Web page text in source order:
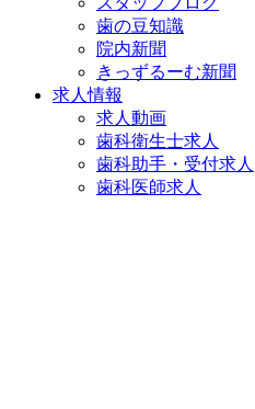
歯の豆知識
院内新聞
きっずるーむ新聞
求人情報
求人動画
歯科衛生士求人
歯科助手・受付求人
歯科医師求人